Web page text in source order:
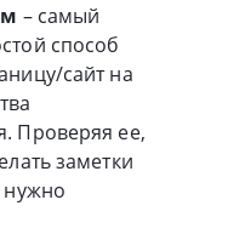
– самый
способ
сайт на
Проверяя ее,
заметки
нужно